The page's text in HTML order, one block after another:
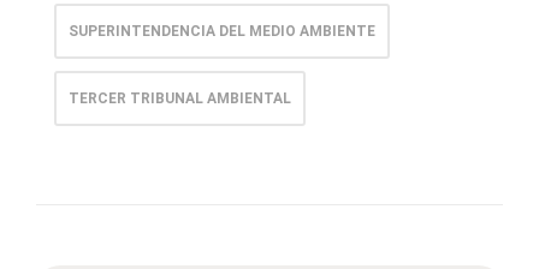
SUPERINTENDENCIA DEL MEDIO AMBIENTE
TERCER TRIBUNAL AMBIENTAL